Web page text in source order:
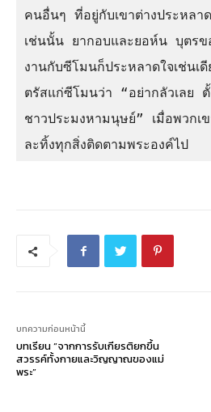
คนอื่นๆ ที่อยู่กับเขาต่างประหลา
เช่นนั้น ยากอบและยอห์น บุตรข
งานกับซีโมนก็ประหลาดใจเช่นเ
ตรัสแก่ซีโมนว่า “อย่ากลัวเลย
ชาวประมงหามนุษย์” เมื่อพวกเ
ละทิ้งทุกสิ่งติดตามพระองค์ไป
บทความก่อนหน้านี้
บทเรียน “จากการรับเกียรติยกขึ้น
สวรรค์ทั้งกายและวิญญาณของแม่
พระ”